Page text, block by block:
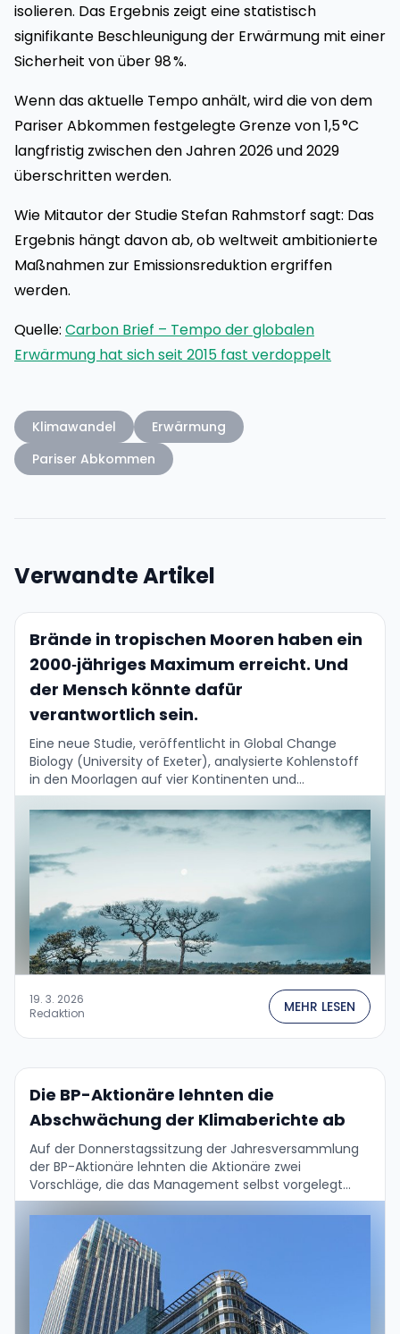
isolieren. Das Ergebnis zeigt eine statistisch
signifikante Beschleunigung der Erwärmung mit einer
Sicherheit von über 98 %.
Wenn das aktuelle Tempo anhält, wird die von dem
Pariser Abkommen festgelegte Grenze von 1,5 °C
langfristig zwischen den Jahren 2026 und 2029
überschritten werden.
Wie Mitautor der Studie Stefan Rahmstorf sagt: Das
Ergebnis hängt davon ab, ob weltweit ambitionierte
Maßnahmen zur Emissionsreduktion ergriffen
werden.
Quelle: Carbon Brief – Tempo der globalen
Erwärmung hat sich seit 2015 fast verdoppelt
Klimawandel
Erwärmung
Pariser Abkommen
Verwandte Artikel
Brände in tropischen Mooren haben ein
2000‑jähriges Maximum erreicht. Und
der Mensch könnte dafür
verantwortlich sein.
Eine neue Studie, veröffentlicht in Global Change
Biology (University of Exeter), analysierte Kohlenstoff
in den Moorlagen auf vier Kontinenten und
rekonstruierte die Brandgeschichte der letzten 2 000
Jahre....
19. 3. 2026
Redaktion
MEHR LESEN
Die BP-Aktionäre lehnten die
Abschwächung der Klimaberichte ab
Auf der Donnerstagssitzung der Jahresversammlung
der BP-Aktionäre lehnten die Aktionäre zwei
Vorschläge, die das Management selbst vorgelegt
hatte, mit großer Mehrheit ab – einschließlich des
Vorschlags, die Pflicht zur Veröffentlichung …